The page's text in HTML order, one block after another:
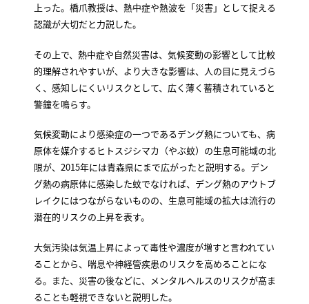
上った。橋爪教授は、熱中症や熱波を「災害」として捉える
認識が大切だと力説した。
その上で、熱中症や自然災害は、気候変動の影響として比較
的理解されやすいが、より大きな影響は、人の目に見えづら
く、感知しにくいリスクとして、広く薄く蓄積されていると
警鐘を鳴らす。
気候変動により感染症の一つであるデング熱についても、病
原体を媒介するヒトスジシマカ（やぶ蚊）の生息可能域の北
限が、2015年には青森県にまで広がったと説明する。デン
グ熱の病原体に感染した蚊でなければ、デング熱のアウトブ
レイクにはつながらないものの、生息可能域の拡大は流行の
潜在的リスクの上昇を表す。
大気汚染は気温上昇によって毒性や濃度が増すと言われてい
ることから、喘息や神経管疾患のリスクを高めることにな
る。また、災害の後などに、メンタルヘルスのリスクが高ま
ることも軽視できないと説明した。